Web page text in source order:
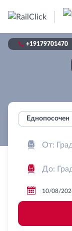
 +19179701470
Еднопосочен


